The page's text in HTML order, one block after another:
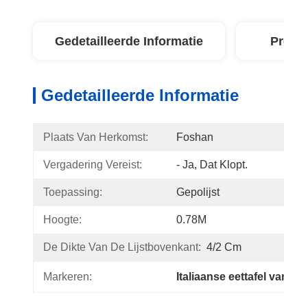
Gedetailleerde Informatie
Gedetailleerde Informatie
Plaats Van Herkomst: Foshan
Vergadering Vereist: - Ja, Dat Klopt.
Toepassing: Gepolijst
Hoogte: 0.78M
De Dikte Van De Lijstbovenkant: 4/2 Cm
Markeren: Italiaanse eettafel